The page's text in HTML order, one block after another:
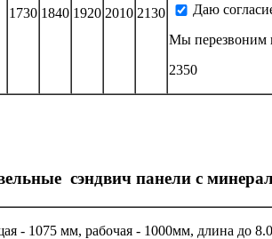
1730 1840 1920 2010 2130
Даю
Мы перезвоним
2350
сэндвич панели с
- 1075 мм, рабочая - 1000мм, длина до